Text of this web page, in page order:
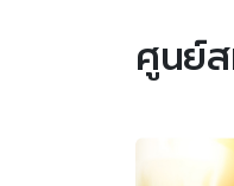
ศูนย์ส